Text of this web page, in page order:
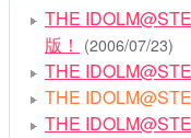
THE
版！ (2006/07/23)
THE
THE
THE